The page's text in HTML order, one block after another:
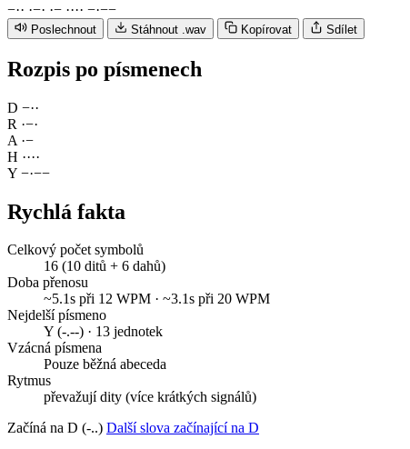
−·· ·−· ·− ···· −·−−
Poslechnout Stáhnout .wav Kopírovat Sdílet
Rozpis po písmenech
D −··
R ·−·
A ·−
H ····
Y −·−−
Rychlá fakta
Celkový počet symbolů
16 (10 ditů + 6 dahů)
Doba přenosu
~5.1s při 12 WPM · ~3.1s při 20 WPM
Nejdelší písmeno
Y (-.--) · 13 jednotek
Vzácná písmena
Pouze běžná abeceda
Rytmus
převažují dity (více krátkých signálů)
Začíná na D (-..) Další slova začínající na D